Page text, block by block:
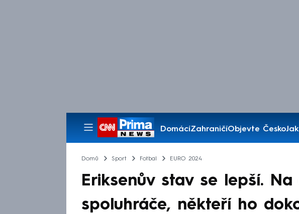
DomácíZahraničíObjevte Česko
Pořady
Domů Sport Fotbal EURO 2024
Eriksenův stav se lepší.
spoluhráče, někteří ho